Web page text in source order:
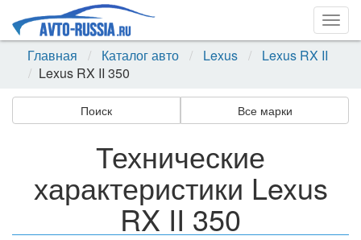
Главная
Каталог авто Lexus
Lexus RX II
Lexus RX II 350
Поиск Все марки
Технические
характеристики Lexus
RX II 350